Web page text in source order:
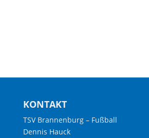
KONTAKT
TSV Brannenburg – Fußball
Dennis Hauck